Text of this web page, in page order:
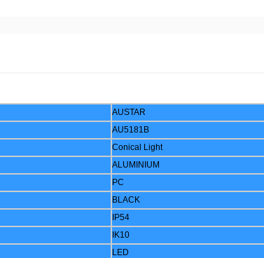
AUSTAR
AU5181B
Conical Light
ALUMINIUM
PC
BLACK
IP54
IK10
LED